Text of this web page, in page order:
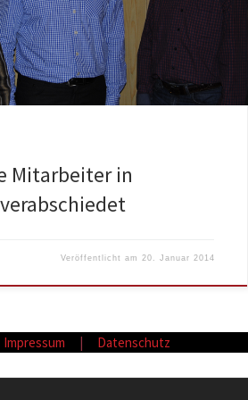
Franz-Josef Kaib seine Arbeitskraft der
Mitarbeiter in
Veröffentlicht am 20. Januar 2014
Impressum | Datenschutz